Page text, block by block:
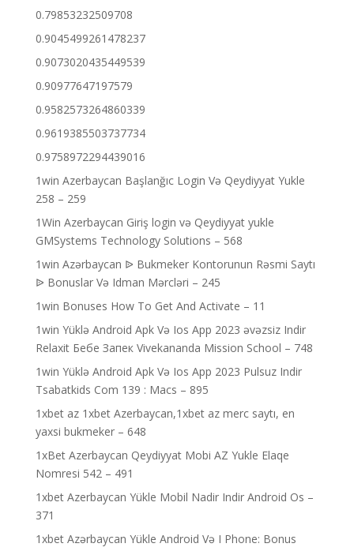
0.79853232509708
0.9045499261478237
0.9073020435449539
0.90977647197579
0.9582573264860339
0.9619385503737734
0.9758972294439016
1win Azerbaycan Başlanğıc Login Və Qeydiyyat Yukle
258 – 259
1Win Azerbaycan Giriş login və Qeydiyyat yukle
GMSystems Technology Solutions – 568
1win Azərbaycan ᐉ Bukmeker Kontorunun Rəsmi Saytı
ᐉ Bonuslar Və Idman Mərcləri – 245
1win Bonuses How To Get And Activate – 11
1win Yüklə Android Apk Və Ios App 2023 əvəzsiz Indir
Relaxit Бебе Запек Vivekananda Mission School – 748
1win Yüklə Android Apk Və Ios App 2023 Pulsuz Indir
Tsabatkids Com 139 : Macs – 895
1xbet az 1xbet Azerbaycan,1xbet az merc saytı, en
yaxsi bukmeker – 648
1xBet Azerbaycan Qeydiyyat Mobi AZ Yukle Elaqe
Nomresi 542 – 491
1xbet Azerbaycan Yükle Mobil Nadir Indir Android Os –
371
1xbet Azərbaycan Yükle Android Və I Phone: Bonus